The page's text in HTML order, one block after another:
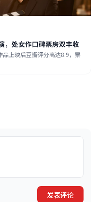
，处女作口碑票房双丰收
品上映后豆瓣评分高达8.9，票
发表评论